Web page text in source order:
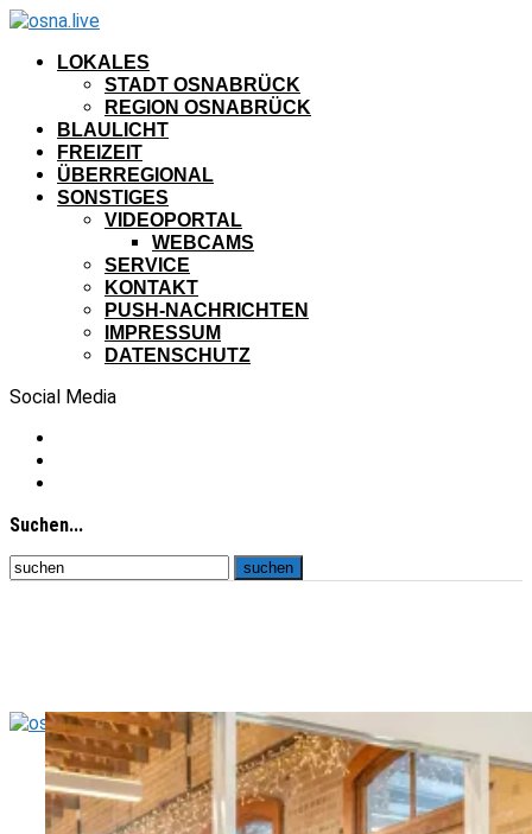
LOKALES
STADT OSNABRÜCK
REGION OSNABRÜCK
BLAULICHT
FREIZEIT
ÜBERREGIONAL
SONSTIGES
VIDEOPORTAL
WEBCAMS
SERVICE
KONTAKT
PUSH-NACHRICHTEN
IMPRESSUM
DATENSCHUTZ
Social Media
Suchen...